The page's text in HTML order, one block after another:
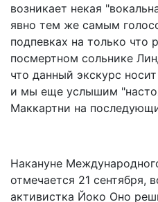
возникает некая
явно тем же самым
подпевках на только что
посмертном сольнике
что данный экскурс
и мы еще услышим
Маккартни на
Накануне
отмечается 21 сентября,
активистка Йоко Оно